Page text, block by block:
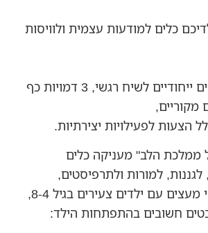
כלים למודעות עצמית ולוויסות
ספר מצויר, קלפים ייחודיים לשיח רגשי, 3 דמויות כף
מקוריים,
הצעות לפעילויות יצירתיות.
הלב" מעניקה כלים
לגננות, למורות ולתרפיסטים,
ליצירת שיח רגשי מעצים עם ילדים צעירים בגיל 8-4,
חשובים בהתפתחות הילד: